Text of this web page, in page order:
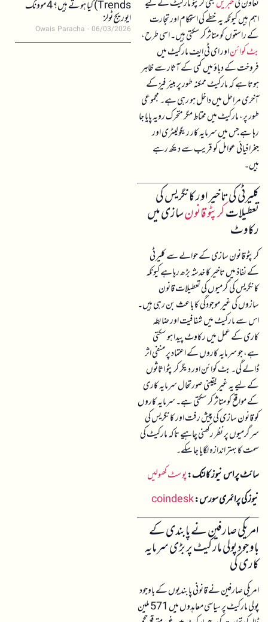
تعاون کیخبریںبھی کرپٹو مارکیٹ کے لیے
اہم ہیں کیونکہ یہ خطے کی استحکام اور تجارت
کے راستوں کو متاثر کر سکتی ہیں۔ اسی طرح،
بٹ کوائناور ای ٹی ایف مارکیٹ میں
فروخت کے دباؤ میں کمی کے آثار سے ظاہر
ہوتا ہے کہ مارکیٹ ممکنہ طور پر بیئر فیز کے
آخری مراحل میں داخل ہو رہی ہے۔ مجموعی
طور پر، مارکیٹ میں محتاط مگر متحرک رویہ پایا جا
رہا ہے جس میں سرمایہ کار ریگولیٹری اور
جغرافیائی عوامل کو قریب سے دیکھ رہے
ہیں۔
کلیرٹی کی تاخیر اور کانگریس کی
تعطیلاتکرپٹو قانونسازی میں
رکاوٹ
کرپٹو قانون سازی کے حوالے سے کلیرٹی
کے نفاذ میں تاخیر کا خدشہ بڑھ رہا ہے کیونکہ
کانگریس کی گرمیوں کی تعطیلات قانون
سازوں کی غیر موجودگی کا باعث بن رہی ہیں۔
اس سے مارکیٹ میں شفافیت اور ضابطہ
کاری کے عمل میں رکاوٹ پیدا ہو سکتی
ہے، جو سرمایہ کاروں کے اعتماد پر منفی اثر
ڈالے گی۔ بٹ کوائن اور دیگر کرپٹو اثاثوں
کے لیے یہ غیر یقینی صورتحال سرمایہ کاری
کے مواقع کو متاثر کر سکتی ہے۔ سرمایہ کاروں
کو قانون سازی کی پیش رفت اور کانگریس کی
سرگرمیوں پر نظر رکھنی چاہیے تاکہ مارکیٹ کی
سمت کا بہتر اندازہ لگایا جا سکے۔
سائٹ پر اس نیوز کا لنک:پوسٹ کھولیں
نیوز کی پرائمری سورس:coindesk
امریکی صارفین نے پابندی کے
باوجود پولی مارکیٹ پر بڑی سرمایہ
کاری کی
امریکی صارفین نے قانونی پابندیوں کے باوجود
پولی مارکیٹ پر سیاسی معاہدوں میں 571 ملین
Trends) کیا ہوتے ہیں؟ 4 موونگ
ایوریج ٹولز
Owais Paracha 06/03/2026